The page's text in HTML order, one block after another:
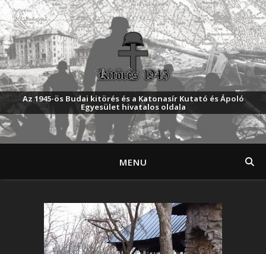
Az 1945-ös Budai kitörés és a Katonasír Kutató és Ápoló
Egyesület hivatalos oldala
MENU